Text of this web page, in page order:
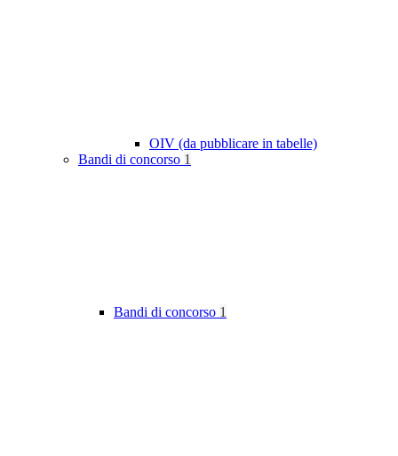
OIV (da pubblicare in tabelle)
Bandi di concorso 1
Bandi di concorso 1